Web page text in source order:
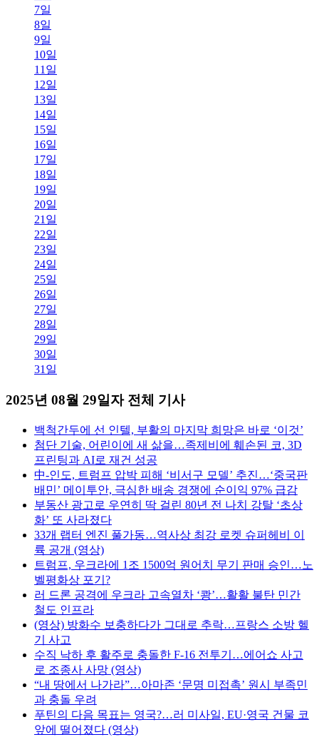
7일
8일
9일
10일
11일
12일
13일
14일
15일
16일
17일
18일
19일
20일
21일
22일
23일
24일
25일
26일
27일
28일
29일
30일
31일
2025년 08월 29일자 전체 기사
백척간두에 선 인텔, 부활의 마지막 희망은 바로 ‘이것’
첨단 기술, 어린이에 새 삶을…족제비에 훼손된 코, 3D
프린팅과 AI로 재건 성공
中-인도, 트럼프 압박 피해 ‘비서구 모델’ 추진…‘중국판
배민’ 메이투안, 극심한 배송 경쟁에 순이익 97% 급감
부동산 광고로 우연히 딱 걸린 80년 전 나치 강탈 ‘초상
화’ 또 사라졌다
33개 랩터 엔진 풀가동…역사상 최강 로켓 슈퍼헤비 이
륙 공개 (영상)
트럼프, 우크라에 1조 1500억 원어치 무기 판매 승인…노
벨평화상 포기?
러 드론 공격에 우크라 고속열차 ‘쾅’…활활 불탄 민간
철도 인프라
(영상) 방화수 보충하다가 그대로 추락…프랑스 소방 헬
기 사고
수직 낙하 후 활주로 충돌한 F-16 전투기…에어쇼 사고
로 조종사 사망 (영상)
“내 땅에서 나가라”…아마존 ‘문명 미접촉’ 원시 부족민
과 충돌 우려
푸틴의 다음 목표는 영국?…러 미사일, EU·영국 건물 코
앞에 떨어졌다 (영상)